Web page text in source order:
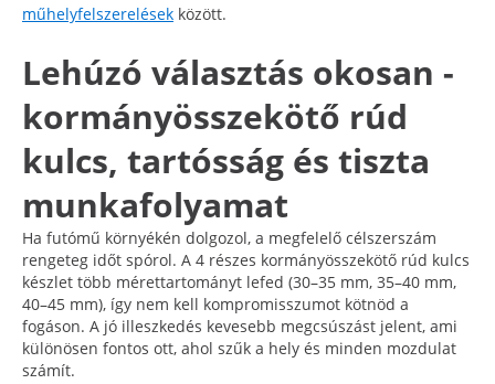
műhelyfelszerelések között.
Lehúzó választás okosan -
kormányösszekötő rúd
kulcs, tartósság és tiszta
munkafolyamat
Ha futómű környékén dolgozol, a megfelelő célszerszám
rengeteg időt spórol. A 4 részes kormányösszekötő rúd kulcs
készlet több mérettartományt lefed (30–35 mm, 35–40 mm,
40–45 mm), így nem kell kompromisszumot kötnöd a
fogáson. A jó illeszkedés kevesebb megcsúszást jelent, ami
különösen fontos ott, ahol szűk a hely és minden mozdulat
számít.